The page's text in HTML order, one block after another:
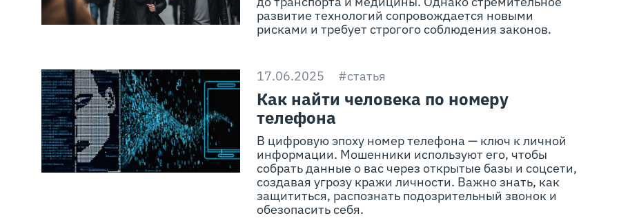
развитие технологий сопровождается новыми
рисками и требует строгого соблюдения законов.
17.06.2025 #статья
Как найти человека по номеру
телефона
В цифровую эпоху номер телефона — ключ к личной
информации. Мошенники используют его, чтобы
собрать данные о вас через открытые базы и соцсети,
создавая угрозу кражи личности. Важно знать, как
защититься, распознать подозрительный звонок и
обезопасить себя.